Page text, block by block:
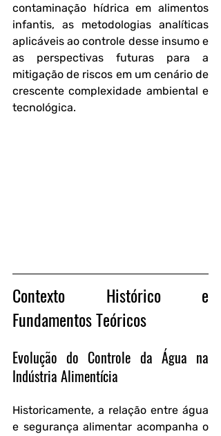
contaminação hídrica em alimentos
infantis, as metodologias analíticas
aplicáveis ao controle desse insumo e
as perspectivas futuras para a
mitigação de riscos em um cenário de
crescente complexidade ambiental e
tecnológica.
Contexto Histórico e
Fundamentos Teóricos
Evolução do Controle da Água na
Indústria Alimentícia
Historicamente, a relação entre água
e segurança alimentar acompanha o